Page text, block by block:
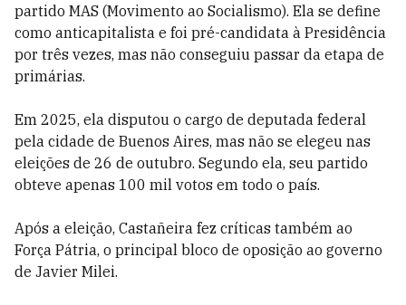
partido MAS (Movimento ao Socialismo). Ela se define
como anticapitalista e foi pré-candidata à Presidência
por três vezes, mas não conseguiu passar da etapa de
primárias.
Em 2025, ela disputou o cargo de deputada federal
pela cidade de Buenos Aires, mas não se elegeu nas
eleições de 26 de outubro. Segundo ela, seu partido
obteve apenas 100 mil votos em todo o país.
Após a eleição, Castañeira fez críticas também ao
Força Pátria, o principal bloco de oposição ao governo
de Javier Milei.